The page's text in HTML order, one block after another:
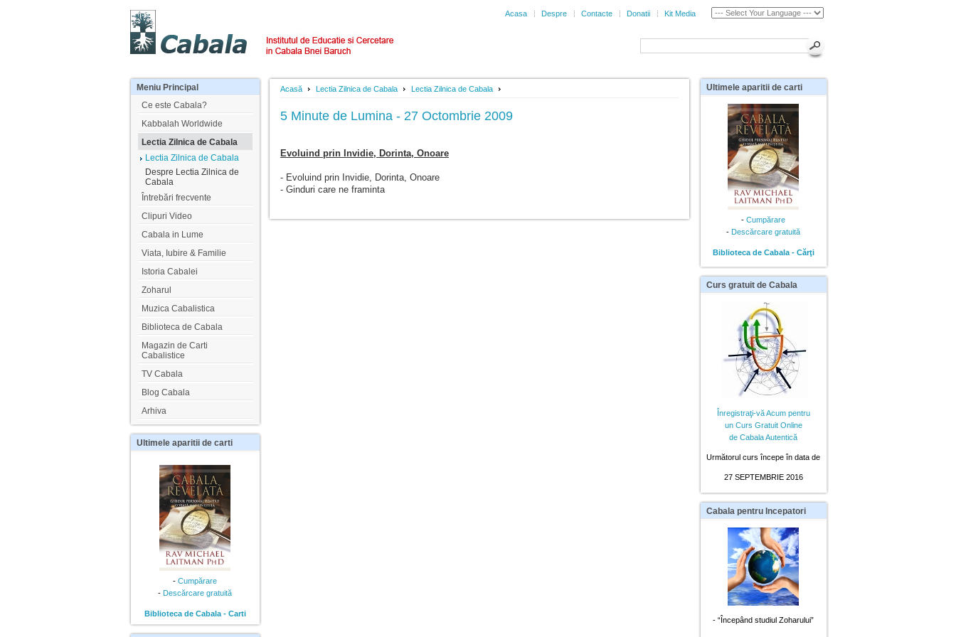
Acasa Despre Contacte Donatii Kit Media
Acasă Lectia Zilnica de Cabala Lectia Zilnica de Cabala
5 Minute de Lumina - 27 Octombrie 2009
Evoluind prin Invidie, Dorinta, Onoare
- Evoluind prin Invidie, Dorinta, Onoare
- Ginduri care ne framinta
MeniuPrincipal
Ce este Cabala?
Kabbalah Worldwide
Lectia Zilnica de Cabala
Lectia Zilnica de Cabala
Despre Lectia Zilnica de
Cabala
Întrebări frecvente
Clipuri Video
Cabala in Lume
Viata, Iubire & Familie
Istoria Cabalei
Zoharul
Muzica Cabalistica
Biblioteca de Cabala
Magazin de Carti
Cabalistice
TV Cabala
Blog Cabala
Arhiva
Ultimeleaparitii de carti
-Cumpărare
- Descărcare gratuită
Biblioteca de Cabala - Carti
Ultimeleaparitii de carti
-Cumpărare
- Descărcare gratuită
Biblioteca de Cabala - Cărţi
Curs gratuit de Cabala
Înregistraţi-vă Acum pentru
un Curs Gratuit Online
de Cabala Autentică
Următorul curs începe în data de
27 SEPTEMBRIE 2016
Cabala pentru Incepatori
- “Începând studiul Zoharului”